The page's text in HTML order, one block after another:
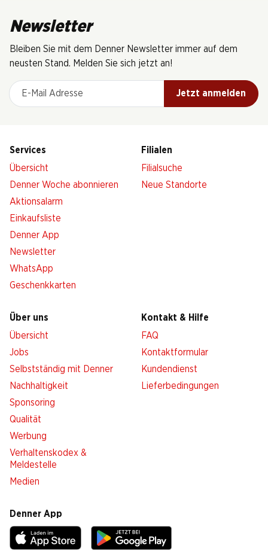
Newsletter
Bleiben Sie mit dem Denner Newsletter immer auf dem
neusten Stand. Melden Sie sich jetzt an!
E-Mail Adresse
Jetzt anmelden
Services
Übersicht
Denner Woche abonnieren
Aktionsalarm
Einkaufsliste
Denner App
Newsletter
WhatsApp
Geschenkkarten
Filialen
Filialsuche
Neue Standorte
Über uns
Übersicht
Jobs
Selbstständig mit Denner
Nachhaltigkeit
Sponsoring
Qualität
Werbung
Verhaltenskodex &
Meldestelle
Medien
Kontakt & Hilfe
FAQ
Kontaktformular
Kundendienst
Lieferbedingungen
Denner App